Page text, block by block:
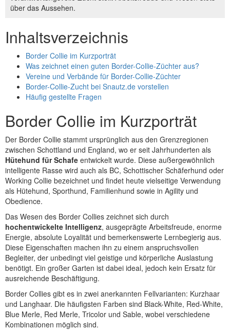
über das Aussehen.
Inhaltsverzeichnis
Border Collie im Kurzporträt
Was zeichnet einen guten Border-Collie-Züchter aus?
Vereine und Verbände für Border-Collie-Züchter
Border-Collie-Zucht bei Snautz.de vorstellen
Häufig gestellte Fragen
Border Collie im Kurzporträt
Der Border Collie stammt ursprünglich aus den Grenzregionen
zwischen Schottland und England, wo er seit Jahrhunderten als
Hütehund für Schafe entwickelt wurde. Diese außergewöhnlich
intelligente Rasse wird auch als BC, Schottischer Schäferhund oder
Working Collie bezeichnet und findet heute vielseitige Verwendung
als Hütehund, Sporthund, Familienhund sowie in Agility und
Obedience.
Das Wesen des Border Collies zeichnet sich durch
hochentwickelte Intelligenz, ausgeprägte Arbeitsfreude, enorme
Energie, absolute Loyalität und bemerkenswerte Lernbegierig aus.
Diese Eigenschaften machen ihn zu einem anspruchsvollen
Begleiter, der unbedingt viel geistige und körperliche Auslastung
benötigt. Ein großer Garten ist dabei ideal, jedoch kein Ersatz für
ausreichende Beschäftigung.
Border Collies gibt es in zwei anerkannten Fellvarianten: Kurzhaar
und Langhaar. Die häufigsten Farben sind Black-White, Red-White,
Blue Merle, Red Merle, Tricolor und Sable, wobei verschiedene
Kombinationen möglich sind.